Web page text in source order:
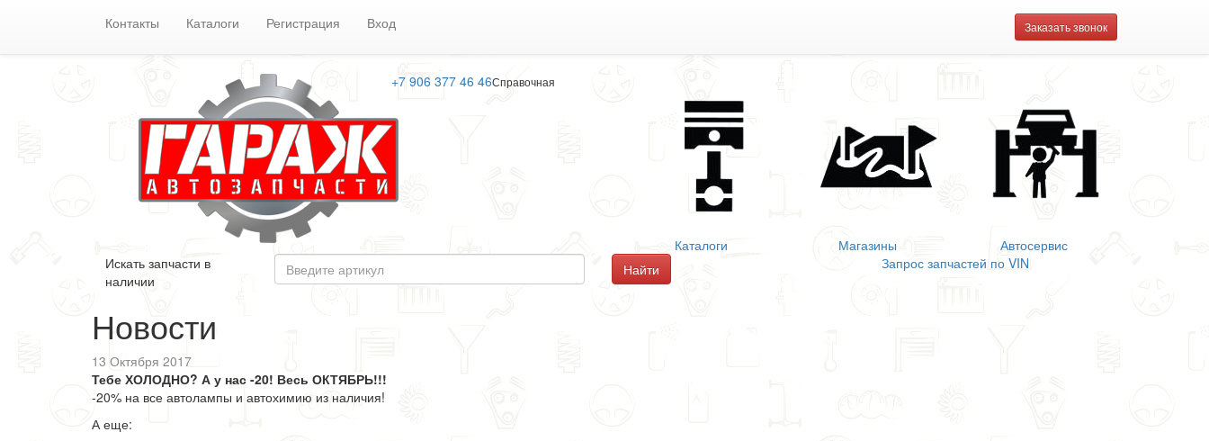
Контакты Каталоги Регистрация Вход Заказать звонок
+7 906 377 46 46Справочная
Каталоги Магазины
Автосервис
Искать запчасти в
наличии
Запрос запчастей по VIN
Новости
13 Октября 2017
Тебе ХОЛОДНО? А у нас -20! Весь ОКТЯБРЬ!!!
-20% на все автолампы и автохимию из наличия!
А еще: